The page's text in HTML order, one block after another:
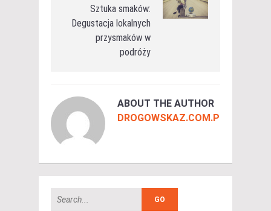
Sztuka smaków:
Degustacja lokalnych
przysmaków w
podróży
ABOUT THE AUTHOR
DROGOWSKAZ.COM.PL